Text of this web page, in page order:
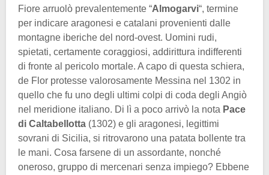
Fiore arruolò prevalentemente “Almogarvi“, termine
per indicare aragonesi e catalani provenienti dalle
montagne iberiche del nord-ovest. Uomini rudi,
spietati, certamente coraggiosi, addirittura indifferenti
di fronte al pericolo mortale. A capo di questa schiera,
de Flor protesse valorosamente Messina nel 1302 in
quello che fu uno degli ultimi colpi di coda degli Angiò
nel meridione italiano. Di lì a poco arrivò la nota Pace
di Caltabellotta (1302) e gli aragonesi, legittimi
sovrani di Sicilia, si ritrovarono una patata bollente tra
le mani. Cosa farsene di un assordante, nonché
oneroso, gruppo di mercenari senza impiego? Ebbene